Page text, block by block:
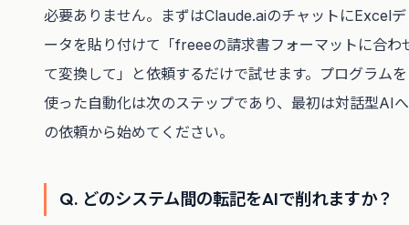
必要ありません。まずはClaude.aiのチャットにExcelデ
ータを貼り付けて「freeeの請求書フォーマットに合わ
て変換して」と依頼するだけで試せます。プログラムを
使った自動化は次のステップであり、最初は対話型AIへ
の依頼から始めてください。
Q. どのシステム間の転記をAIで削れますか？